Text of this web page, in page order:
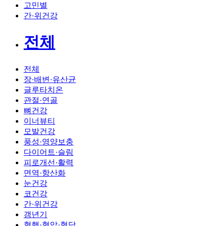
고민별
간·위건강
전체
전체
장·배변·유산균
글루타치온
관절·연골
뼈건강
이너뷰티
모발건강
풍성·영양보충
다이어트·슬림
피로개선·활력
면역·항산화
눈건강
코건강
간·위건강
갱년기